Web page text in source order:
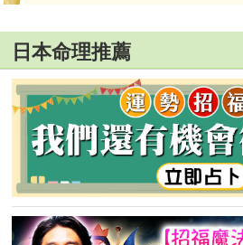
日本命理推薦